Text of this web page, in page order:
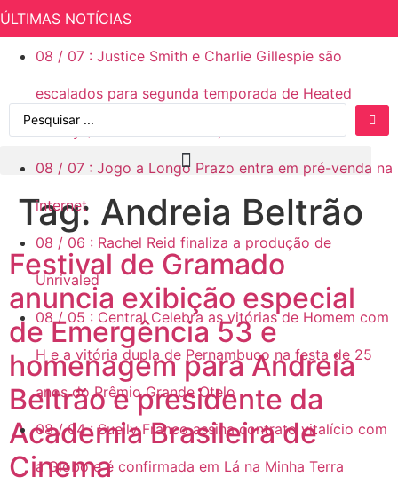
ÚLTIMAS NOTÍCIAS
08 / 07 : Justice Smith e Charlie Gillespie são
escalados para segunda temporada de Heated
Rivalry (Rivalidade Ardente)
08 / 07 : Jogo a Longo Prazo entra em pré-venda na
internet
08 / 06 : Rachel Reid finaliza a produção de
Unrivaled
08 / 05 : Central Celebra as vitórias de Homem com
H e a vitória dupla de Pernambuco na festa de 25
anos do Prêmio Grande Otelo
08 / 04 : Suelly Franco assina contrato vitalício com
a Globo e é confirmada em Lá na Minha Terra
Tag: Andreia Beltrão
Festival de Gramado
anuncia exibição especial
de Emergência 53 e
homenagem para Andreia
Beltrão e presidente da
Academia Brasileira de
Cinema